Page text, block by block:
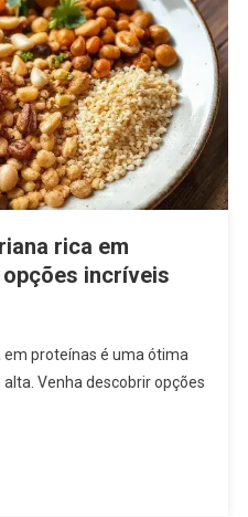
rica em
incríveis
proteínas é uma ótima
Venha descobrir opções